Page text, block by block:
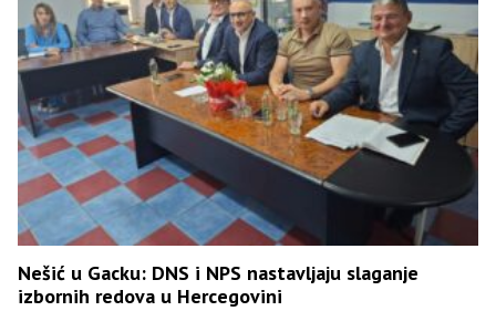
Nešić u Gacku: DNS i NPS nastavljaju slaganje
izbornih redova u Hercegovini